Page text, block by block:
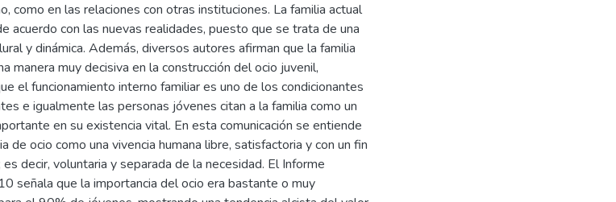
como en las relaciones con otras instituciones. La familia actual
acuerdo con las nuevas realidades, puesto que se trata de una
y dinámica. Además, diversos autores afirman que la familia
manera muy decisiva en la construcción del ocio juvenil,
el funcionamiento interno familiar es uno de los condicionantes
e igualmente las personas jóvenes citan a la familia como un
en su existencia vital. En esta comunicación se entiende
de ocio como una vivencia humana libre, satisfactoria y con un fin
es decir, voluntaria y separada de la necesidad. El Informe
señala que la importancia del ocio era bastante o muy